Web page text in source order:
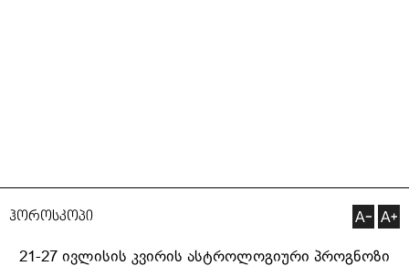
ჰოროსკოპი
21-27 ივლისის კვირის ასტროლოგიური პროგნოზი